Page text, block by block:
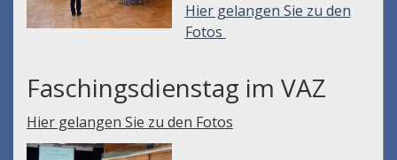
Hier gelangen Sie zu den
Fotos
Faschingsdienstag im VAZ
Hier gelangen Sie zu den Fotos